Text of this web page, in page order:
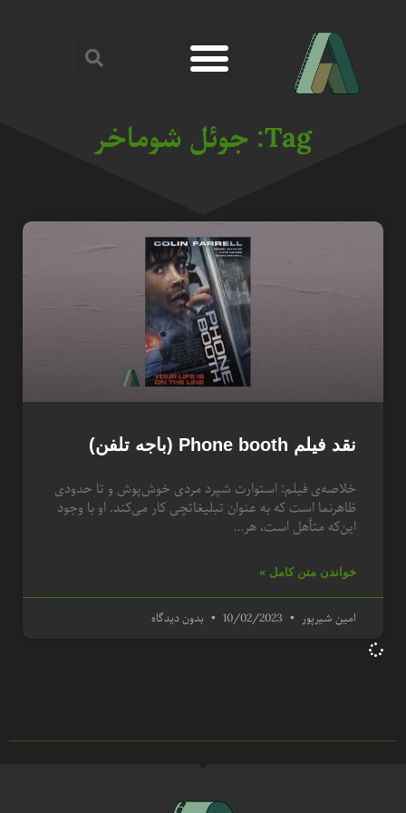
Tag: جوئل شوماخر
نقد فیلم Phone booth (باجه تلفن)
خلاصه‌ی فیلم: استوارت شپرد مردی خوش‌پوش و تا حدودی
ظاهرنما است که به عنوان تبلیغاتچی کار می‌کند. او با وجود
این‌که متأهل است، هر…
خواندن متن کامل »
امین شیرپور 10/02/2023 بدون دیدگاه